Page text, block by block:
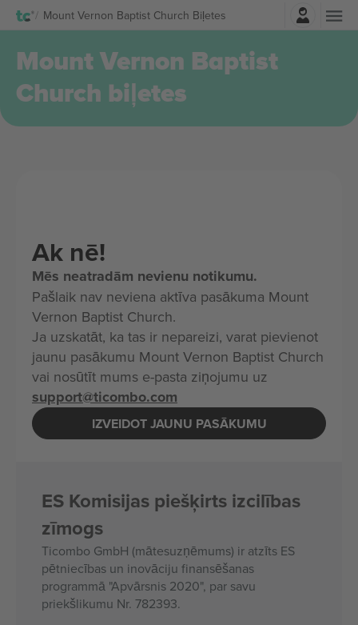
Mount Vernon Baptist Church Biļetes
Pierakstīties
Mount Vernon Baptist
Church biļetes
Ak nē!
Mēs neatradām nevienu notikumu.
Pašlaik nav neviena aktīva pasākuma Mount
Vernon Baptist Church.
Ja uzskatāt, ka tas ir nepareizi, varat pievienot
jaunu pasākumu Mount Vernon Baptist Church
vai nosūtīt mums e-pasta ziņojumu uz
support@ticombo.com
IZVEIDOT JAUNU PASĀKUMU
ES Komisijas piešķirts izcilības
zīmogs
Ticombo GmbH (mātesuzņēmums) ir atzīts ES
pētniecības un inovāciju finansēšanas
programmā "Apvārsnis 2020", par savu
priekšlikumu Nr. 782393.